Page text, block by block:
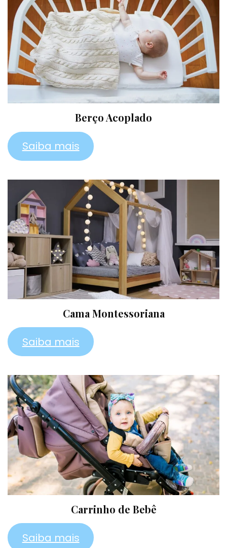
Berço Acoplado
Saiba mais
Cama Montessoriana
Saiba mais
Carrinho de Bebê
Saiba mais